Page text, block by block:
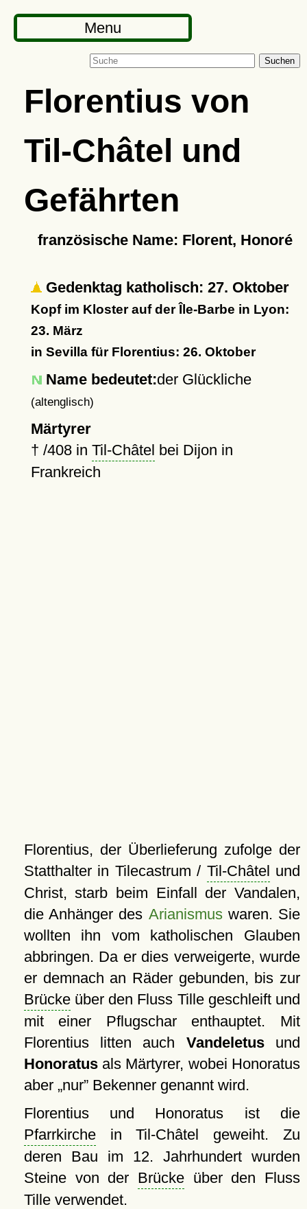
Menu
Suchen
Florentius von
Til-Châtel und
Gefährten
französische Name: Florent, Honoré
Gedenktag katholisch: 27. Oktober
Kopf im Kloster auf der Île-Barbe in Lyon:
23. März
in Sevilla für Florentius: 26. Oktober
Name bedeutet:der Glückliche
(altenglisch)
Märtyrer
† /408 in Til-Châtel bei Dijon in
Frankreich
Florentius, der Überlieferung zufolge der
Statthalter in Tilecastrum / Til-Châtel und
Christ, starb beim Einfall der Vandalen,
die Anhänger des Arianismuswaren. Sie
wollten ihn vom katholischen Glauben
abbringen. Da er dies verweigerte, wurde
er demnach an Räder gebunden, bis zur
Brückeüber den Fluss Tille geschleift und
mit einer Pflugschar enthauptet. Mit
Florentius litten auch Vandeletusund
Honoratusals Märtyrer, wobei Honoratus
aber nur Bekenner genannt wird.
Florentius und Honoratus ist die
Pfarrkirchein Til-Châtel geweiht. Zu
deren Bau im 12. Jahrhundert wurden
Steine von der Brückeüber den Fluss
Tille verwendet.